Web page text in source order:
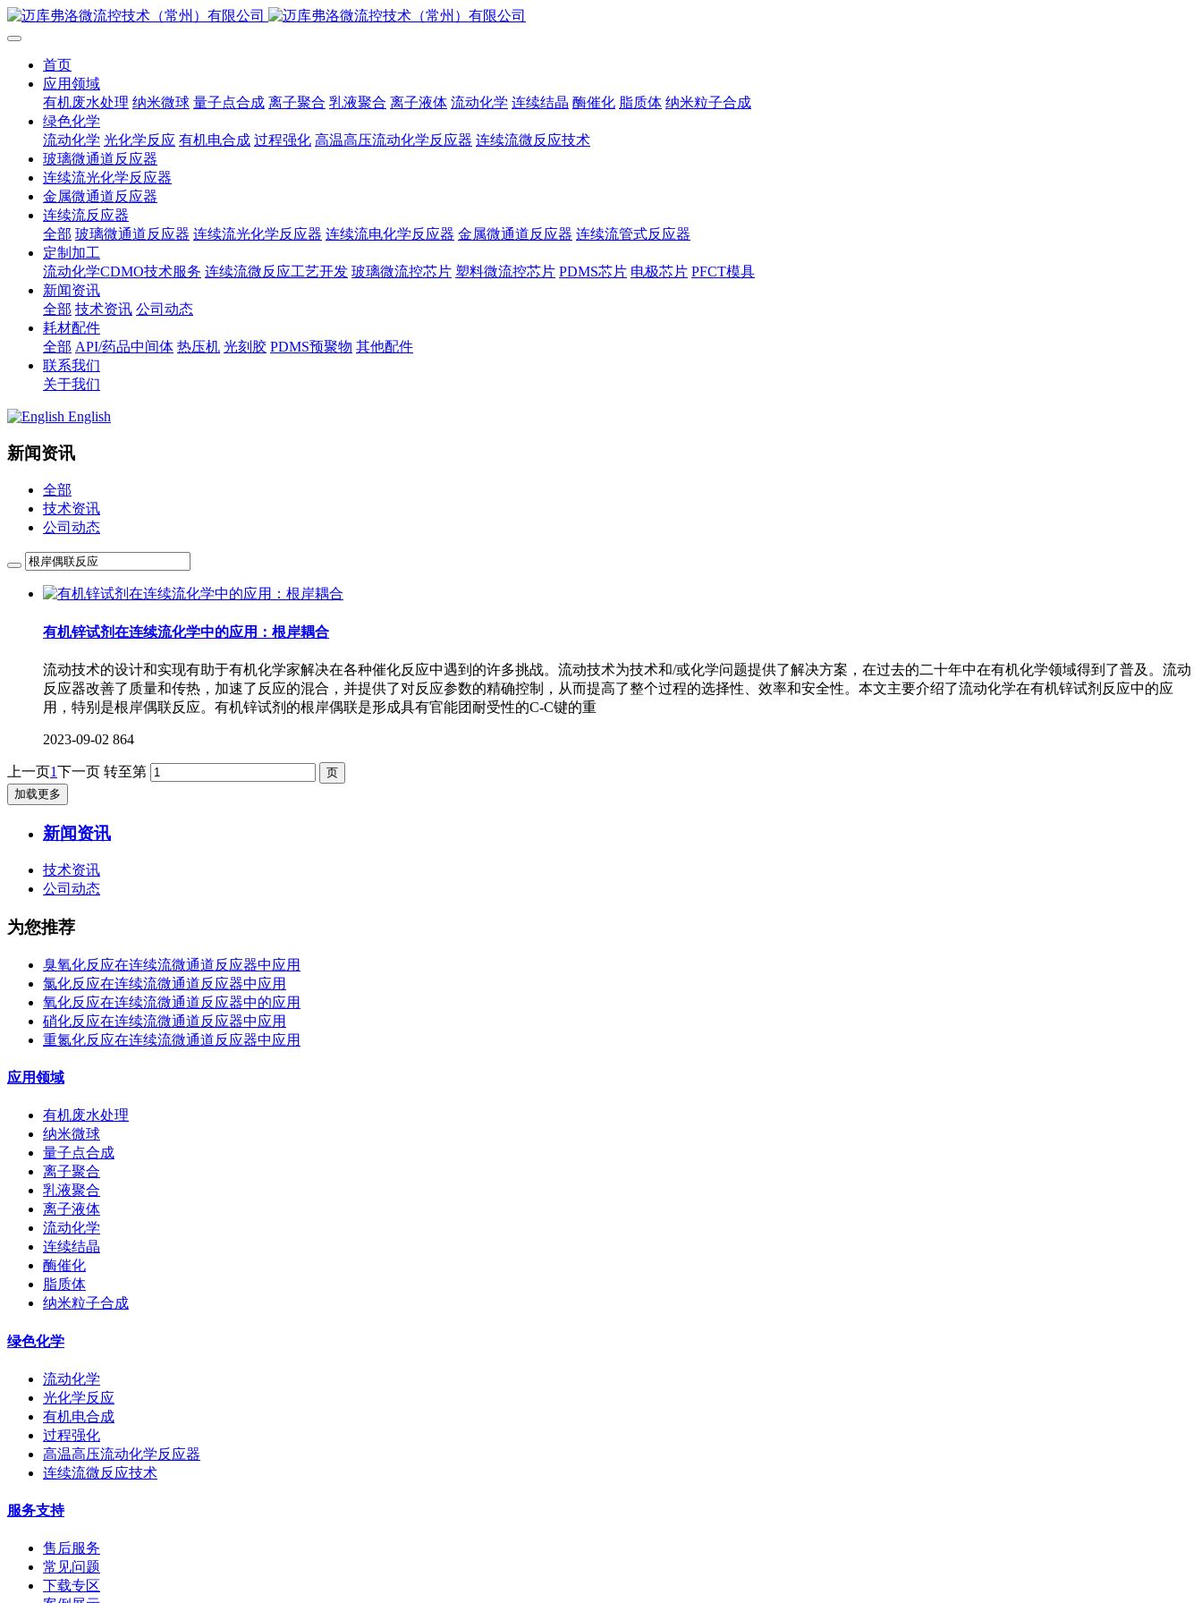
首页
应用领域
有机废水处理 纳米微球 量子点合成 离子聚合 乳液聚合 离子液体 流动化学 连续结晶 酶催化 脂质体 纳米粒子合成
绿色化学
流动化学 光化学反应 有机电合成 过程强化 高温高压流动化学反应器 连续流微反应技术
玻璃微通道反应器
连续流光化学反应器
金属微通道反应器
连续流反应器
全部 玻璃微通道反应器 连续流光化学反应器 连续流电化学反应器 金属微通道反应器 连续流管式反应器
定制加工
流动化学CDMO技术服务 连续流微反应工艺开发 玻璃微流控芯片 塑料微流控芯片 PDMS芯片 电极芯片 PFCT模具
新闻资讯
全部 技术资讯 公司动态
耗材配件
全部 API/药品中间体 热压机 光刻胶 PDMS预聚物 其他配件
联系我们
关于我们
English
新闻资讯
全部
技术资讯
公司动态
有机锌试剂在连续流化学中的应用：根岸耦合
流动技术的设计和实现有助于有机化学家解决在各种催化反应中遇到的许多挑战。流动技术为技术和/或化学问题提供了解决方案，在过去的二十年中在有机化学领域得到了普及。流动
反应器改善了质量和传热，加速了反应的混合，并提供了对反应参数的精确控制，从而提高了整个过程的选择性、效率和安全性。本文主要介绍了流动化学在有机锌试剂反应中的应
用，特别是根岸偶联反应。有机锌试剂的根岸偶联是形成具有官能团耐受性的C-C键的重
2023-09-02 864
上一页1下一页 转至第
加载更多
新闻资讯
技术资讯
公司动态
为您推荐
臭氧化反应在连续流微通道反应器中应用
氯化反应在连续流微通道反应器中应用
氧化反应在连续流微通道反应器中的应用
硝化反应在连续流微通道反应器中应用
重氮化反应在连续流微通道反应器中应用
应用领域
有机废水处理
纳米微球
量子点合成
离子聚合
乳液聚合
离子液体
流动化学
连续结晶
酶催化
脂质体
纳米粒子合成
绿色化学
流动化学
光化学反应
有机电合成
过程强化
高温高压流动化学反应器
连续流微反应技术
服务支持
售后服务
常见问题
下载专区